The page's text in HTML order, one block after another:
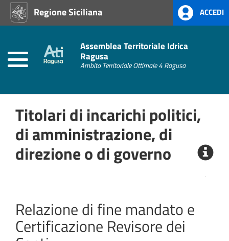
Regione Siciliana ACCEDI
Assemblea Territoriale Idrica
Ragusa
Ambito Territoriale Ottimale 4 Ragusa
Home
Amministrativi
(L.R.
Amministrazione
Trasparente
Albo
Pretorio
Titolari di incarichi politici,
di amministrazione, di
direzione o di governo
Relazione di fine mandato e
Certificazione Revisore dei